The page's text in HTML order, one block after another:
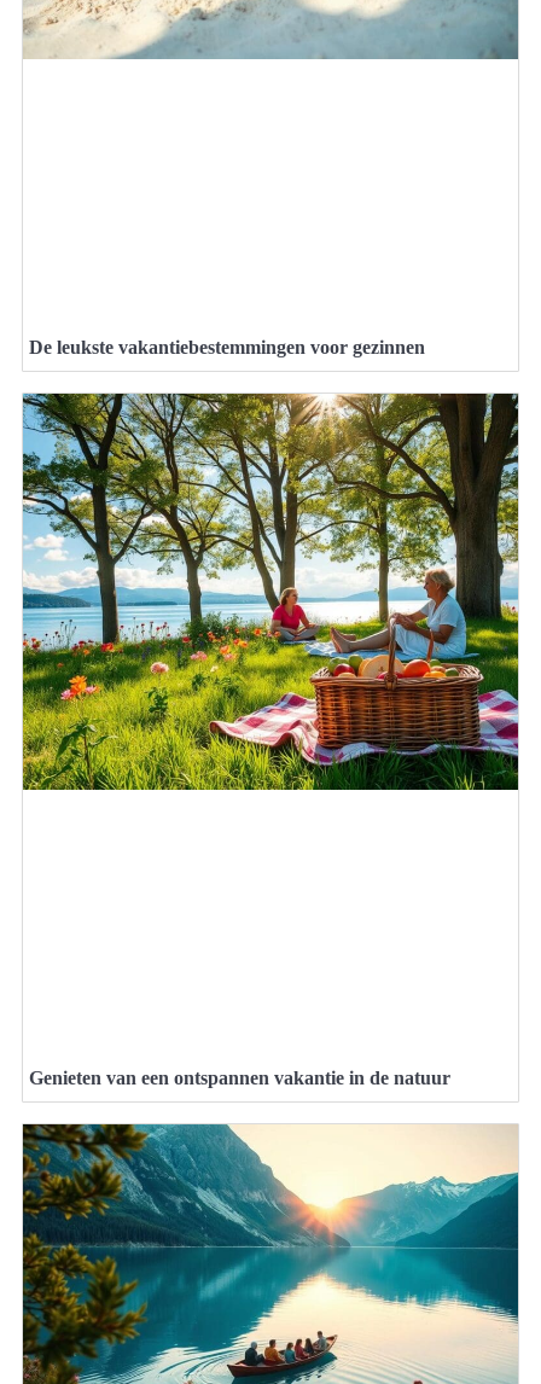
De leukste vakantiebestemmingen voor gezinnen
Genieten van een ontspannen vakantie in de natuur